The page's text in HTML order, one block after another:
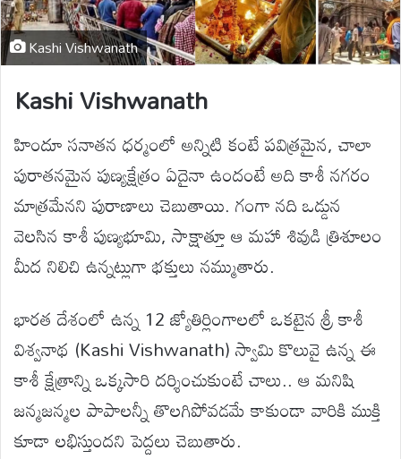
Kashi Vishwanath
Kashi Vishwanath
హిందూ సనాతన ధర్మంలో అన్నిటి కంటే పవిత్రమైన, చాలా
పురాతనమైన పుణ్యక్షేత్రం ఏదైనా ఉందంటే అది కాశీ నగరం
మాత్రమేనని పురాణాలు చెబుతాయి. గంగా నది ఒడ్డున
వెలసిన కాశీ పుణ్యభూమి, సాక్షాత్తూ ఆ మహా శివుడి త్రిశూలం
మీద నిలిచి ఉన్నట్లుగా భక్తులు నమ్ముతారు.
భారత దేశంలో ఉన్న 12 జ్యోతిర్లింగాలలో ఒకటైన శ్రీ కాశీ
విశ్వనాథ (Kashi Vishwanath) స్వామి కొలువై ఉన్న ఈ
కాశీ క్షేత్రాన్ని ఒక్కసారి దర్శించుకుంటే చాలు.. ఆ మనిషి
జన్మజన్మల పాపాలన్నీ తొలగిపోవడమే కాకుండా వారికి ముక్తి
కూడా లభిస్తుందని పెద్దలు చెబుతారు.